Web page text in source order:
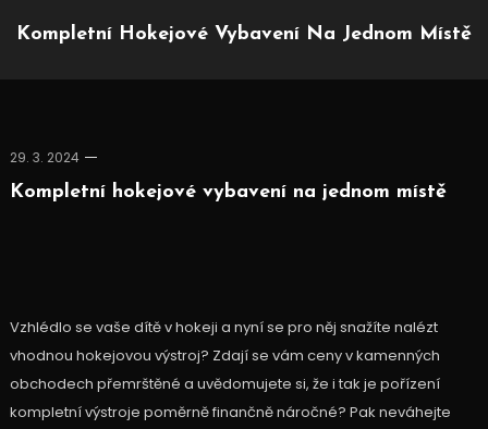
Kompletní Hokejové Vybavení Na Jednom Místě
29. 3. 2024
Kompletní hokejové vybavení na jednom místě
Vzhlédlo se vaše dítě v hokeji a nyní se pro něj snažíte nalézt
vhodnou hokejovou výstroj? Zdají se vám ceny v kamenných
obchodech přemrštěné a uvědomujete si, že i tak je pořízení
kompletní výstroje poměrně finančně náročné? Pak neváhejte